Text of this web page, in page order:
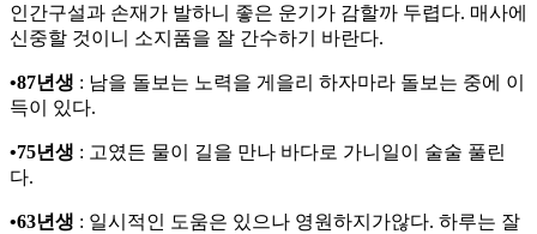
인간구설과 손재가 발하니 좋은 운기가 감할까 두렵다. 매사에
신중할 것이니 소지품을 잘 간수하기 바란다.
•87년생 : 남을 돌보는 노력을 게을리 하자마라 돌보는 중에 이
득이 있다.
•75년생 : 고였든 물이 길을 만나 바다로 가니일이 술술 풀린
다.
•63년생 : 일시적인 도움은 있으나 영원하지가않다. 하루는 잘